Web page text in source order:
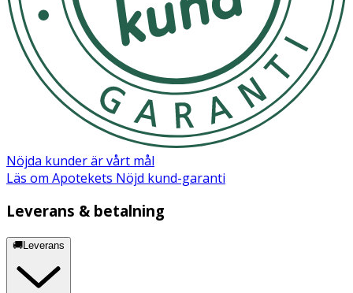
Nöjda kunder är vårt mål
Läs om Apotekets Nöjd kund-garanti
Leverans & betalning
🚚Leverans